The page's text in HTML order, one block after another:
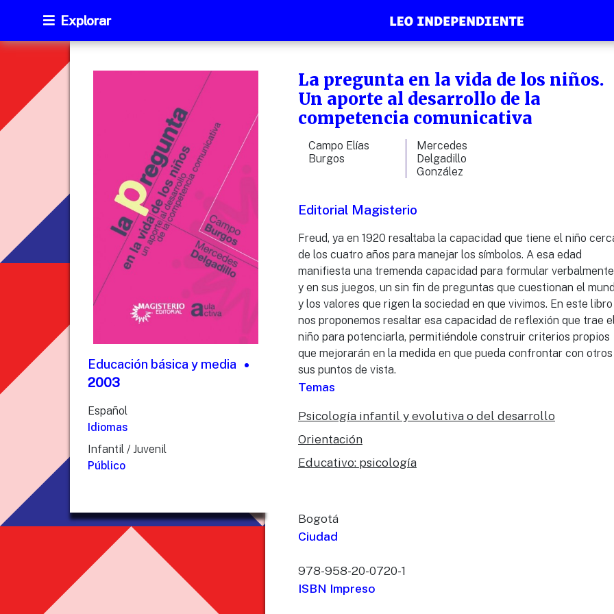
Explorar
Educación básica y media
2003
Español
Idiomas
Infantil / Juvenil
Público
La pregunta en la vida de los niños.
Un aporte al desarrollo de la
competencia comunicativa
Campo Elías
Burgos
Mercedes
Delgadillo
González
Editorial Magisterio
Freud, ya en 1920 resaltaba la capacidad que tiene el niño
de los cuatro años para manejar los símbolos. A esa edad
manifiesta una tremenda capacidad para formular
y en sus juegos, un sin fin de preguntas que cuestionan el
y los valores que rigen la sociedad en que vivimos. En este libro
nos proponemos resaltar esa capacidad de reflexión que trae
niño para potenciarla, permitiéndole construir criterios propios
que mejorarán en la medida en que pueda confrontar con otros
sus puntos de vista.
Temas
Psicología infantil y evolutiva o del desarrollo
Orientación
Educativo: psicología
Bogotá
Ciudad
978-958-20-0720-1
ISBN Impreso